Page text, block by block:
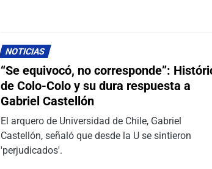
NOTICIAS
“Se equivocó, no corresponde”:
de Colo-Colo y su dura respuesta a
Gabriel Castellón
El arquero de Universidad de Chile, Gabriel
Castellón, señaló que desde la U se sintieron
'perjudicados'.